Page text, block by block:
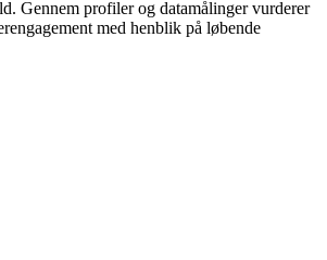
Gennem profiler og datamålinger vurderer
med henblik på løbende